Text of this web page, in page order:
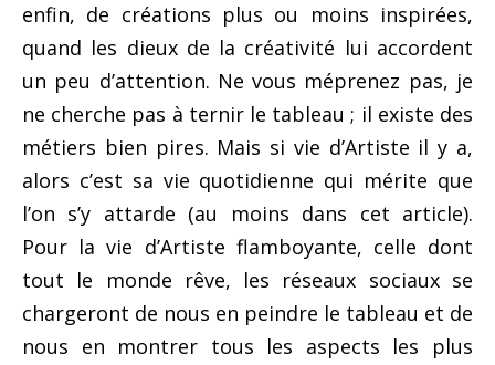
enfin, de créations plus ou moins inspirées,
quand les dieux de la créativité lui accordent
un peu d’attention. Ne vous méprenez pas, je
ne cherche pas à ternir le tableau ; il existe des
métiers bien pires. Mais si vie d’Artiste il y a,
alors c’est sa vie quotidienne qui mérite que
l’on s’y attarde (au moins dans cet article).
Pour la vie d’Artiste flamboyante, celle dont
tout le monde rêve, les réseaux sociaux se
chargeront de nous en peindre le tableau et de
nous en montrer tous les aspects les plus